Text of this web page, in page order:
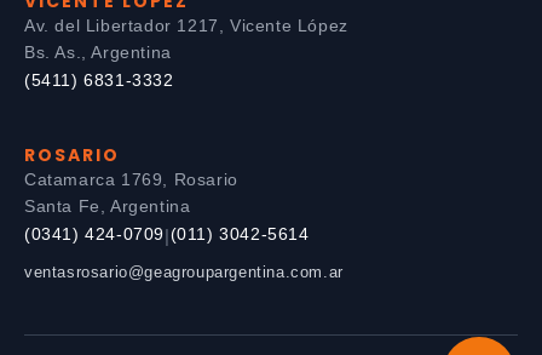
Av. del Libertador 1217, Vicente López
Bs. As., Argentina
(5411) 6831-3332
ROSARIO
Catamarca 1769, Rosario
Santa Fe, Argentina
(0341) 424-0709|(011) 3042-5614
ventasrosario@geagroupargentina.com.ar